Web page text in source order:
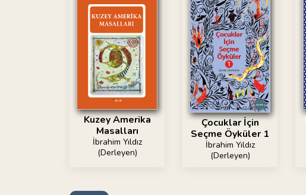
Kuzey Amerika
Masalları
İbrahim Yıldız
(Derleyen)
Çocuklar İçin
Seçme Öyküler 1
İbrahim Yıldız
(Derleyen)